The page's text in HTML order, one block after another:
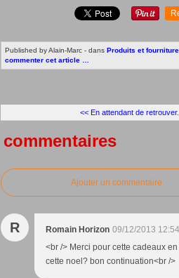
Published by Alain-Marc - dans Produits et
commenter cet article
<< En attendant de retrouver...
commentaires
Ajouter un commentaire
R Romain Horizon 09/12/2013 12:54
<br /> Merci pour cette cadeaux
cette noel? bon continuation<br />